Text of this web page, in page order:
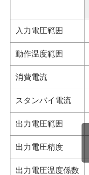
入力電圧範囲
動作温度範囲
消費電流
スタンバイ電流
出力電圧範囲
出力電圧精度
出力電圧温度係数